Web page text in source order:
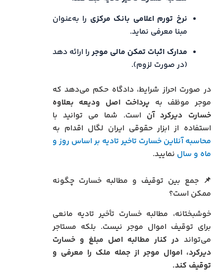
نرخ تورم اعلامی بانک مرکزی را به‌عنوان
مبنا معرفی نماید.
مدارک اثبات تمکن مالی موجررا ارائه دهد
(در صورت لزوم).
در صورت احراز شرایط، دادگاه حکم می‌دهد که
موجر موظف به پرداخت اصل ودیعه بعلاوه
خسارت دیرکرد آن است. شما می توانید با
استفاده از ابزار حقوقی ایران لگال اقدام به
محاسبه آنلاین خسارت تاخیر تادیه بر اساس روز و
ماه و سال نمایید.
📌 جمع بین توقیف و مطالبه خسارت چگونه
ممکن است؟
خوشبختانه، مطالبه خسارت تأخیر تادیه مانعی
برای توقیف اموال موجر نیست. بلکه مستاجر
می‌تواند در کنار مطالبه اصل مبلغ و خسارت
دیرکرد، اموال موجر از جمله ملک را معرفی و
توقیف کند.